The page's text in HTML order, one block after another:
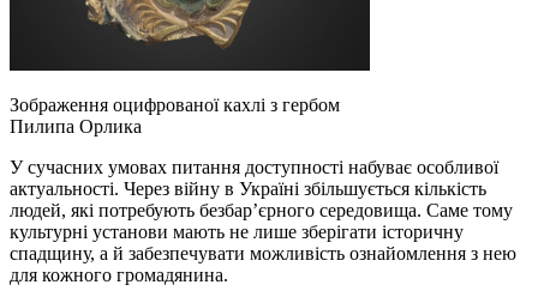
Зображення оцифрованої кахлі з гербом
Пилипа Орлика
У сучасних умовах питання доступності набуває особливої
актуальності. Через війну в Україні збільшується кількість
людей, які потребують безбар’єрного середовища. Саме тому
культурні установи мають не лише зберігати історичну
спадщину, а й забезпечувати можливість ознайомлення з нею
для кожного громадянина.